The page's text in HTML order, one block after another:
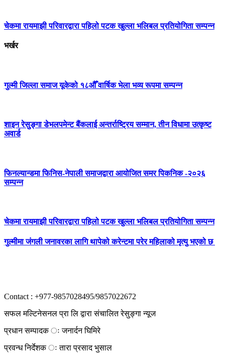
चेकमा रायमाझी परिवारद्वारा पहिलो पटक खुल्ला भलिबल प्रतियोगिता सम्पन्न
भर्खर
गुल्मी जिल्ला समाज यूकेको १८औँ वार्षिक भेला भव्य रूपमा सम्पन्न
शाइन रेसुङ्गा डेभलपमेन्ट बैंकलाई अन्तर्राष्ट्रिय सम्मान, तीन विधामा उत्कृष्ट
अवार्ड
फिनल्यान्डमा फिनिस-नेपाली समाजद्वारा आयोजित समर पिकनिक -२०२६
सम्पन्न
चेकमा रायमाझी परिवारद्वारा पहिलो पटक खुल्ला भलिबल प्रतियोगिता सम्पन्न
गुल्मीमा जंगली जनावरका लागि थापेको करेन्टमा परेर महिलाको मृत्यु भएको छ
Contact : +977-9857028495/9857022672
सफल मल्टिनेसनल प्रा लि द्वारा संचालित रेसुङ्गा न्यूज
प्रधान सम्पादक ः जनार्दन घिमिरे
प्रवन्ध निर्देशक ः तारा प्रसाद भुसाल